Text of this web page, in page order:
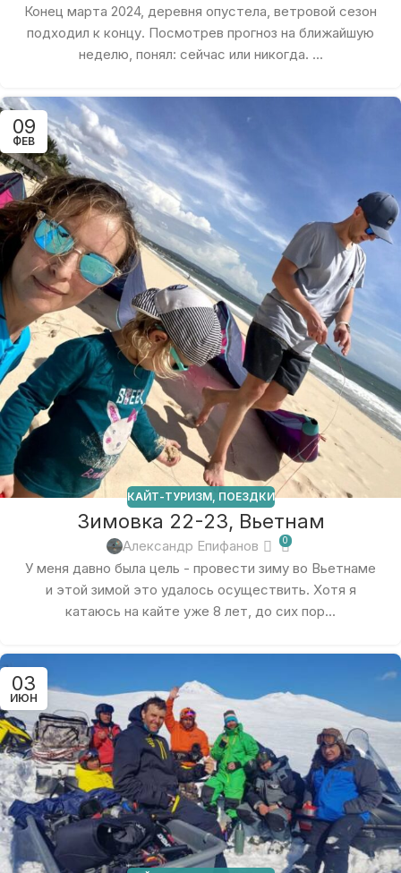
Конец марта 2024, деревня опустела, ветровой сезон
подходил к концу. Посмотрев прогноз на ближайшую
неделю, понял: сейчас или никогда. ...
09
ФЕВ
КАЙТ-ТУРИЗМ, ПОЕЗДКИ
Зимовка 22-23, Вьетнам
Александр Епифанов 0
У меня давно была цель - провести зиму во Вьетнаме
и этой зимой это удалось осуществить. Хотя я
катаюсь на кайте уже 8 лет, до сих пор...
03
ИЮН